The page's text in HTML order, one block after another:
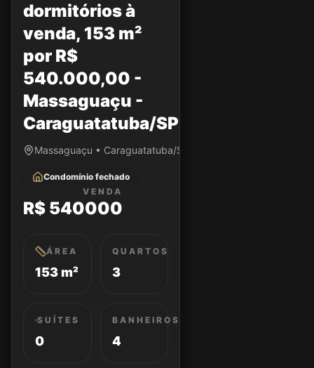
dormitórios à
venda, 153 m²
por R$
540.000,00 -
Massaguaçu -
Caraguatatuba/SP
Massaguaçu • Caraguatatuba/SP
Condomínio fechado
VENDA
R$ 540000
ÁREA
153 m²
QUARTOS
3
SUÍTES
0
BANHEIROS
4